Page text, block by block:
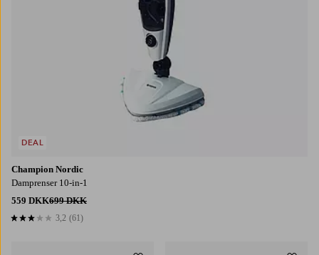
Champion Nordic
Damprenser 10-in-1
559 DKK699 DKK
3,2 baseret på 61 bedømmelser
3,2 (61)
DEAL